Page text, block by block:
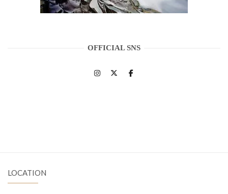
OFFICIAL SNS
LOCATION